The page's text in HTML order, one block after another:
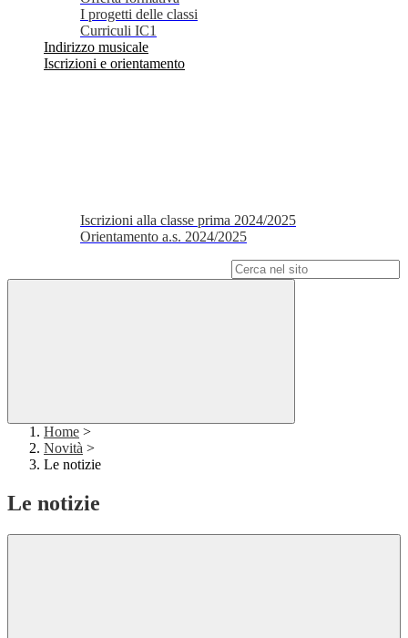
I progetti delle classi
Curriculi IC1
Indirizzo musicale
Iscrizioni e orientamento
Iscrizioni alla classe prima 2024/2025
Orientamento a.s. 2024/2025
Home >
Novità >
Le notizie
Le notizie